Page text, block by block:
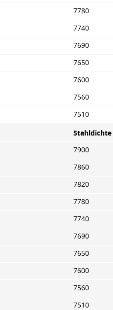
7780
7740
7690
7650
7600
7560
7510
Stahldichte
7900
7860
7820
7780
7740
7690
7650
7600
7560
7510